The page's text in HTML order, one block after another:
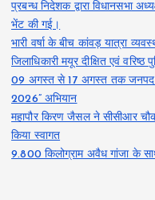
प्रबन्ध निदेशक द्वारा विधानसभा
भेंट की गई।
भारी वर्षा के बीच कांवड़ यात्रा
जिलाधिकारी मयूर दीक्षित एवं
09 अगस्त से 17 अगस्त तक जनपद में
2026” अभियान
महापौर किरण जैसल ने सीसीआर
किया स्वागत
9.800 किलोग्राम अवैध गांजा के